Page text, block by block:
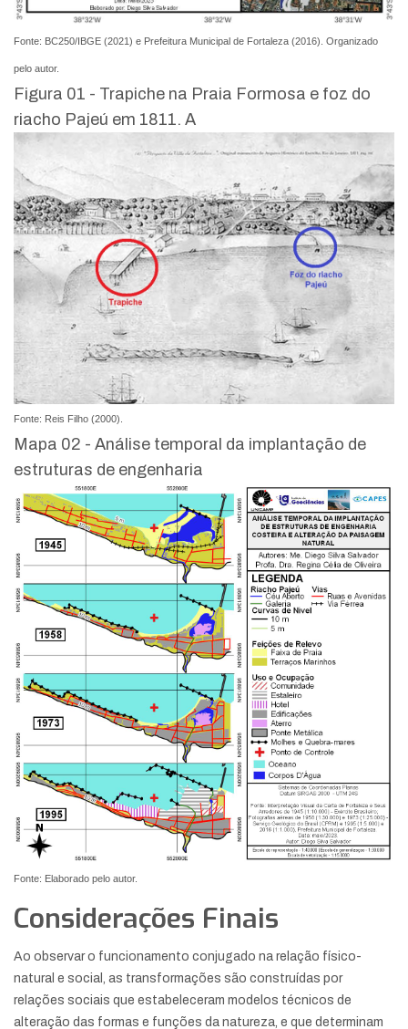
Fonte: BC250/IBGE (2021) e Prefeitura Municipal de Fortaleza (2016). Organizado
pelo autor.
Figura 01 - Trapiche na Praia Formosa e foz do
riacho Pajeú em 1811. A
Fonte: Reis Filho (2000).
Mapa 02 - Análise temporal da implantação de
estruturas de engenharia
Fonte: Elaborado pelo autor.
Considerações Finais
Ao observar o funcionamento conjugado na relação físico-
natural e social, as transformações são construídas por
relações sociais que estabeleceram modelos técnicos de
alteração das formas e funções da natureza, e que determinam